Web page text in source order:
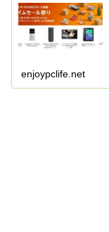
enjoypclife.net